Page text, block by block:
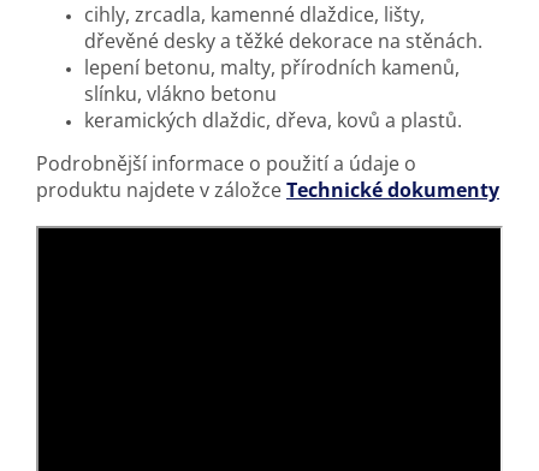
cihly, zrcadla, kamenné dlaždice, lišty,
dřevěné desky a těžké dekorace na stěnách.
lepení betonu, malty, přírodních kamenů,
slínku, vlákno betonu
keramických dlaždic, dřeva, kovů a plastů.
Podrobnější informace o použití a údaje o
produktu najdete v záložceTechnické dokumenty